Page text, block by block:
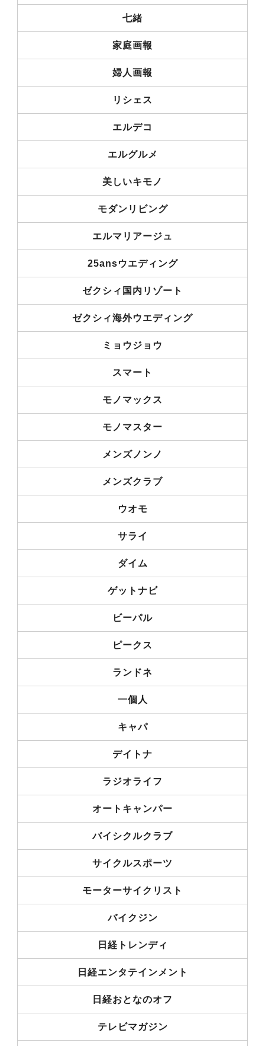
七緒
家庭画報
婦人画報
リシェス
エルデコ
エルグルメ
美しいキモノ
モダンリビング
エルマリアージュ
25ansウエディング
ゼクシィ国内リゾート
ゼクシィ海外ウエディング
ミョウジョウ
スマート
モノマックス
モノマスター
メンズノンノ
メンズクラブ
ウオモ
サライ
ダイム
ゲットナビ
ビーパル
ピークス
ランドネ
一個人
キャパ
デイトナ
ラジオライフ
オートキャンパー
バイシクルクラブ
サイクルスポーツ
モーターサイクリスト
バイクジン
日経トレンディ
日経エンタテインメント
日経おとなのオフ
テレビマガジン